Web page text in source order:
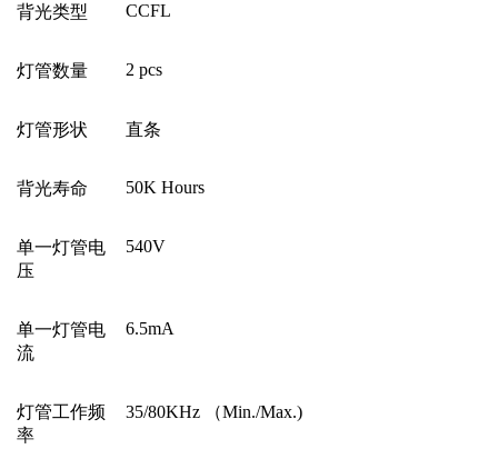
背光类型 CCFL
灯管数量 2 pcs
灯管形状 直条
背光寿命 50K Hours
单一灯管电
压
540V
单一灯管电
流
6.5mA
灯管工作频
率
35/80KHz （Min./Max.)